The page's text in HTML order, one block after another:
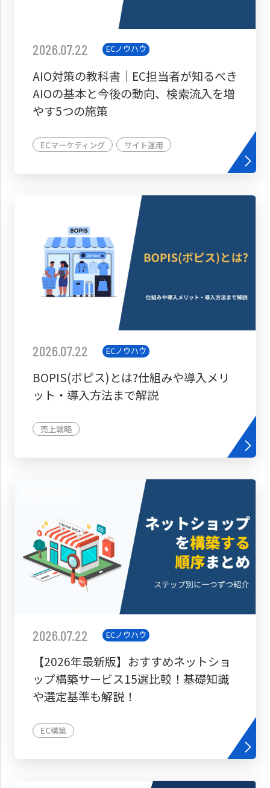
2026.07.22 ECノウハウ
AIO対策の教科書│EC担当者が知るべき
AIOの基本と今後の動向、検索流入を増
やす5つの施策
ECマーケティング サイト運用
2026.07.22 ECノウハウ
BOPIS(ボピス)とは?仕組みや導入メリ
ット・導入方法まで解説
売上戦略
2026.07.22 ECノウハウ
【2026年最新版】おすすめネットショ
ップ構築サービス15選比較！基礎知識
や選定基準も解説！
EC構築